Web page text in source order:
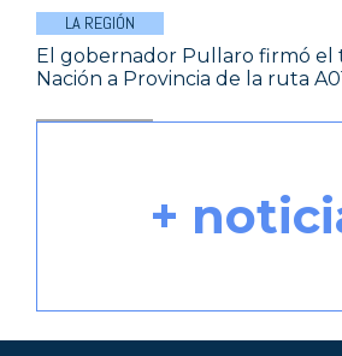
LA REGIÓN
El gobernador Pullaro firmó el
Nación a Provincia de la ruta
+